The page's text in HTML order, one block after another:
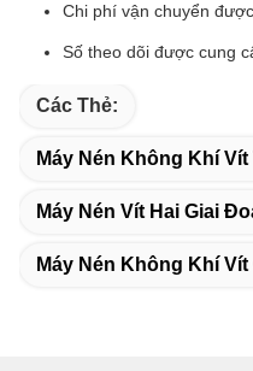
Chi phí vận chuyển
Số theo dõi được cung
Các Thẻ:
Máy Nén Không Khí
Máy Nén Vít Hai Giai
Máy Nén Không Khí Vít